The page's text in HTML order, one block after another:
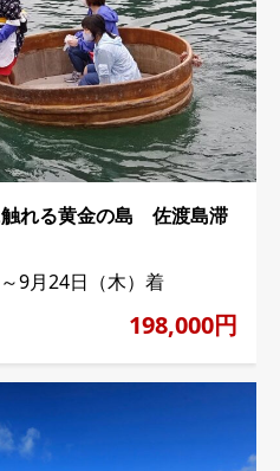
れる黄金の島 佐渡島滞
9月24日（木）着
198,000円